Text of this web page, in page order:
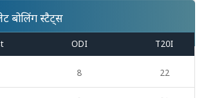
बोलिंग स्टैट्स
ODI T20I
8 22